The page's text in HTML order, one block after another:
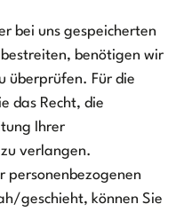
bei uns gespeicherten
benötigen wir
überprüfen. Für die
das Recht, die
Ihrer
verlangen.
personenbezogenen
geschieht, können Sie